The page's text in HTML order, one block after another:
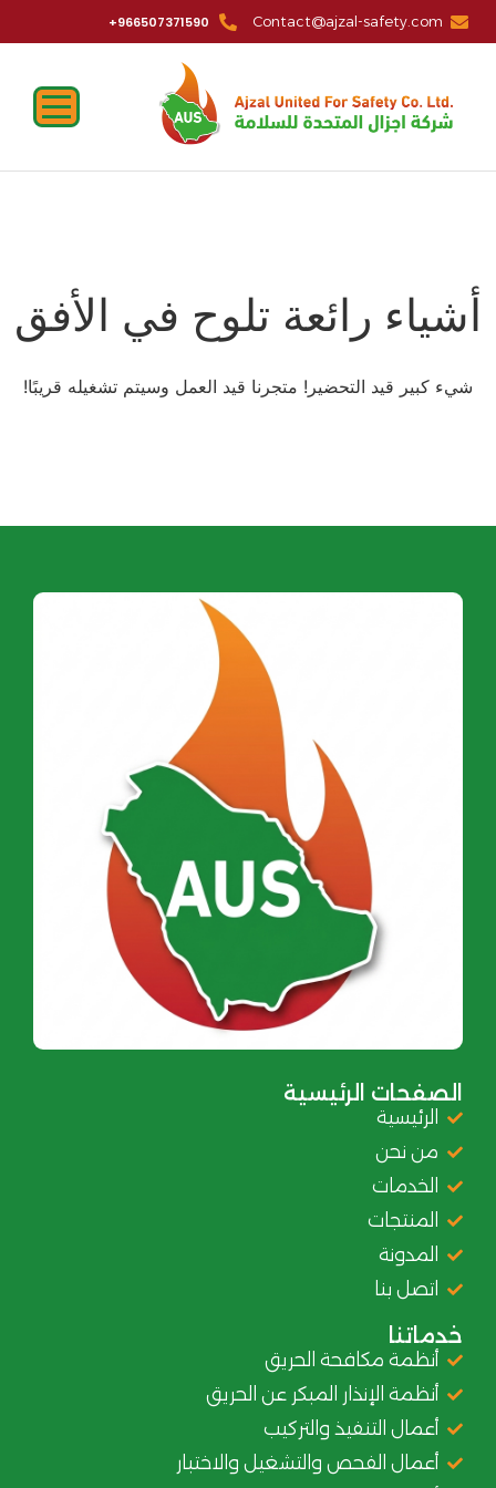
Contact@ajzal-safety.com
966507371590+
أشياء رائعة تلوح في الأفق
شيء كبير قيد التحضير! متجرنا قيد العمل وسيتم تشغيله قريبًا!
الصفحات الرئيسية
الرئيسية
من نحن
الخدمات
المنتجات
المدونة
اتصل بنا
خدماتنا
أنظمة مكافحة الحريق
أنظمة الإنذار المبكر عن الحريق
أعمال التنفيذ والتركيب
أعمال الفحص والتشغيل والاختبار